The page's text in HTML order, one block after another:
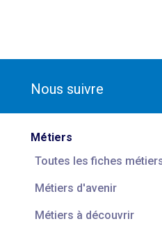
Nous suivre
Métiers
Toutes les fiches
Métiers d'avenir
Métiers à découvrir